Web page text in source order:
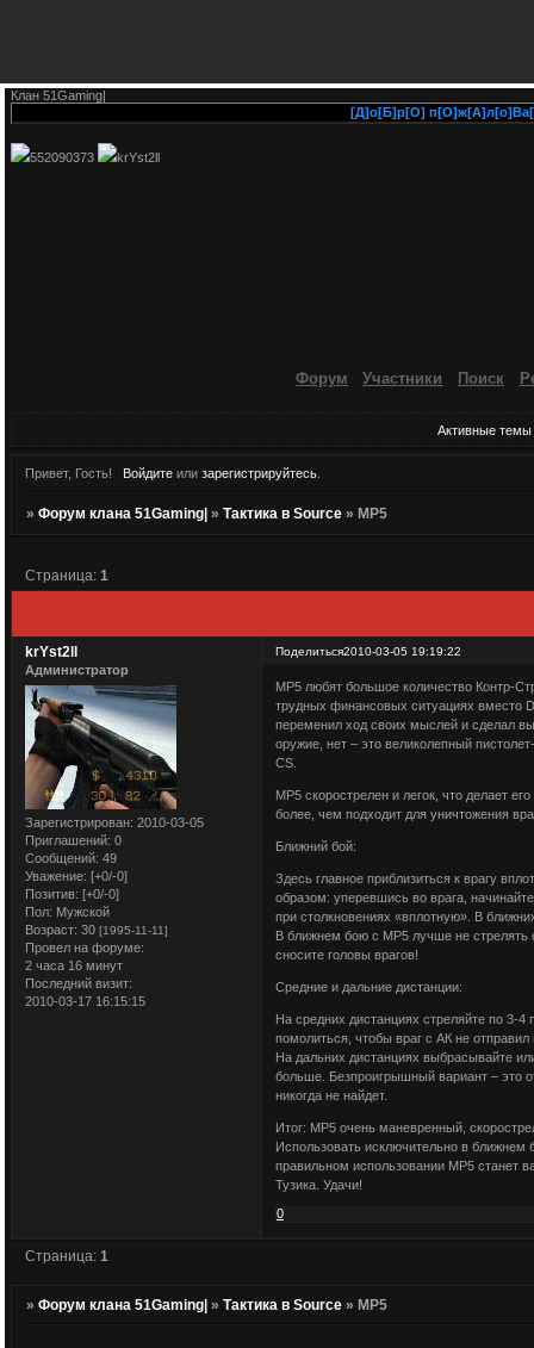
Клан 51Gaming|
[Д]о[Б]р[О]
552090373 krYst2ll
Форум Участники Поиск
Активные темы
Привет, Гость! Войдитеили зарегистрируйтесь.
»Форум клана 51Gaming| »Тактика в Source » MP5
Страница:1
Поделиться2010-03-05 19:19:22
krYst2ll
Администратор
Зарегистрирован: 2010-03-05
Приглашений: 0
Сообщений: 49
Уважение: [+0/-0]
Позитив: [+0/-0]
Пол: Мужской
Возраст: 30 [1995-11-11]
Провел на форуме:
2 часа 16 минут
Последний визит:
2010-03-17 16:15:15
MP5 любят большое количество Контр-
трудных финансовых ситуациях вместо
переменил ход своих мыслей и сделал
оружие, нет – это великолепный
CS.
MP5 скорострелен и легок, что делает
более, чем подходит для уничтожения
Ближний бой:
Здесь главное приблизиться к врагу
образом: уперевшись во врага, начинайте
при столкновениях «вплотную». В
В ближнем бою с MP5 лучше не стрелять
сносите головы врагов!
Средние и дальние дистанции:
На средних дистанциях стреляйте по 3-
помолиться, чтобы враг с АК не отправил
На дальних дистанциях выбрасывайте
больше. Безпроигрышный вариант – это
никогда не найдет.
Итог: MP5 очень маневренный,
Использовать исключительно в ближнем
правильном использовании MP5 станет
Тузика. Удачи!
0
Страница: 1
»Форум клана 51Gaming| »Тактика в Source » MP5